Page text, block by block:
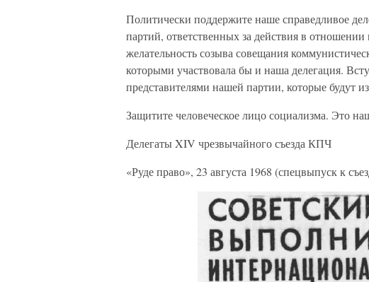
Политически поддержите наше справедливое
партий, ответственных за действия в
желательность созыва совещания
которыми участвовала бы и наша делегация.
представителями нашей партии, которые будут
Защитите человеческое лицо социализма. Это
Делегаты XIV чрезвычайного съезда КПЧ
«Руде право», 23 августа 1968 (спецвыпуск к